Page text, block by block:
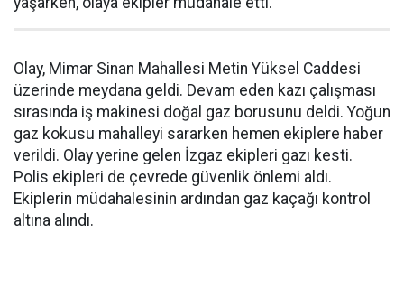
Olay, Mimar Sinan Mahallesi Metin Yüksel Caddesi
üzerinde meydana geldi. Devam eden kazı çalışması
sırasında iş makinesi doğal gaz borusunu deldi. Yoğun
gaz kokusu mahalleyi sararken hemen ekiplere haber
verildi. Olay yerine gelen İzgaz ekipleri gazı kesti.
Polis ekipleri de çevrede güvenlik önlemi aldı.
Ekiplerin müdahalesinin ardından gaz kaçağı kontrol
altına alındı.